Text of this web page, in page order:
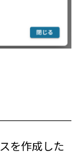
を作成した